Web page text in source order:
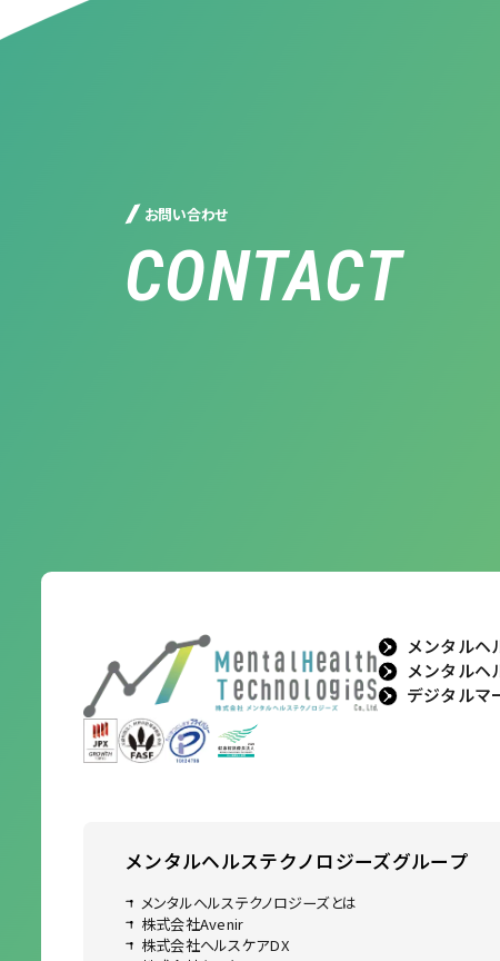
お問い合わせ
CONTACT
メンタルヘ
メンタルヘ
デジタルマ
メンタルヘルステクノロジーズグループ
メンタルヘルステクノロジーズとは
株式会社Avenir
株式会社ヘルスケアDX